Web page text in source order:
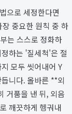
으로 세정한다면
중요한 원칙 중 하
는 스스로 정화하
하는 '질세척'은 절
모두 씻어내어 Y
니다. 올바른 **외
거품을 낸 뒤, 외음
깨끗하게 헹궈내